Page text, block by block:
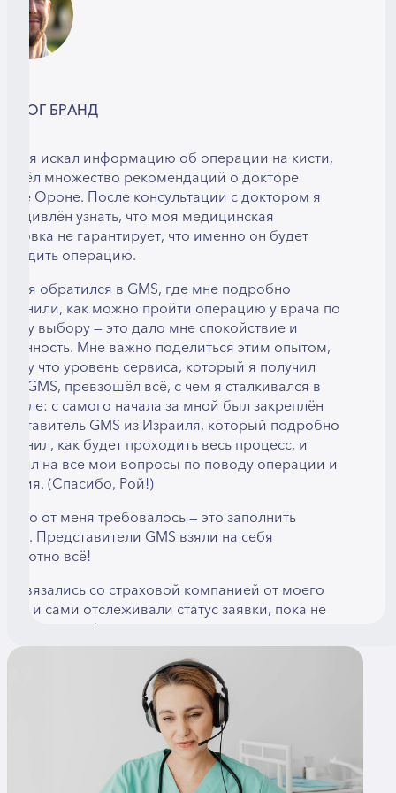
БРАНД
я искал информацию об операции на кисти,
множество рекомендаций о докторе
Ороне. После консультации с доктором я
удивлён узнать, что моя медицинская
не гарантирует, что именно он будет
операцию.
я обратился в GMS, где мне подробно
как можно пройти операцию у врача по
выбору — это дало мне спокойствие и
Мне важно поделиться этим опытом,
что уровень сервиса, который я получил
GMS, превзошёл всё, с чем я сталкивался в
с самого начала за мной был закреплён
GMS из Израиля, который подробно
как будет проходить весь процесс, и
на все мои вопросы по поводу операции и
(Спасибо, Рой!)
что от меня требовалось — это заполнить
Представители GMS взяли на себя
всё!
связались со страховой компанией от моего
и сами отслеживали статус заявки, пока не
получена финансовая гарантия на операцию.
согласовали дату операции, забронировали
на удобное для меня время, а также
размещением в отеле. Команда GMS
проверила меню в отеле с учётом моих
ограничений.
встретили в аэропорту Ларнаки (Кипр), где мы
с замечательной Орией, которая
Получите
консультацию